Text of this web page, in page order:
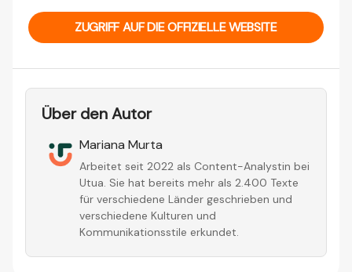
ZUGRIFF AUF DIE OFFIZIELLE WEBSITE
Über den Autor
Mariana Murta
Arbeitet seit 2022 als Content-Analystin bei
Utua. Sie hat bereits mehr als 2.400 Texte
für verschiedene Länder geschrieben und
verschiedene Kulturen und
Kommunikationsstile erkundet.